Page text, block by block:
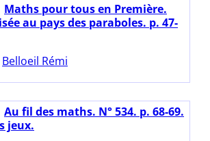
Maths pour tous en Première.
au pays des paraboles. p. 47-
Belloeil Rémi
Au fil des maths. N° 534. p. 68-69.
jeux.